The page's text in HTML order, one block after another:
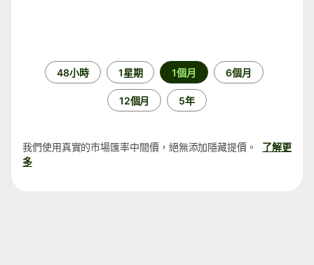
48小時 1星期 1個月 6個月
12個月 5年
我們使用真實的市場匯率中間價，絕無添加隱藏提價。
了解更
多